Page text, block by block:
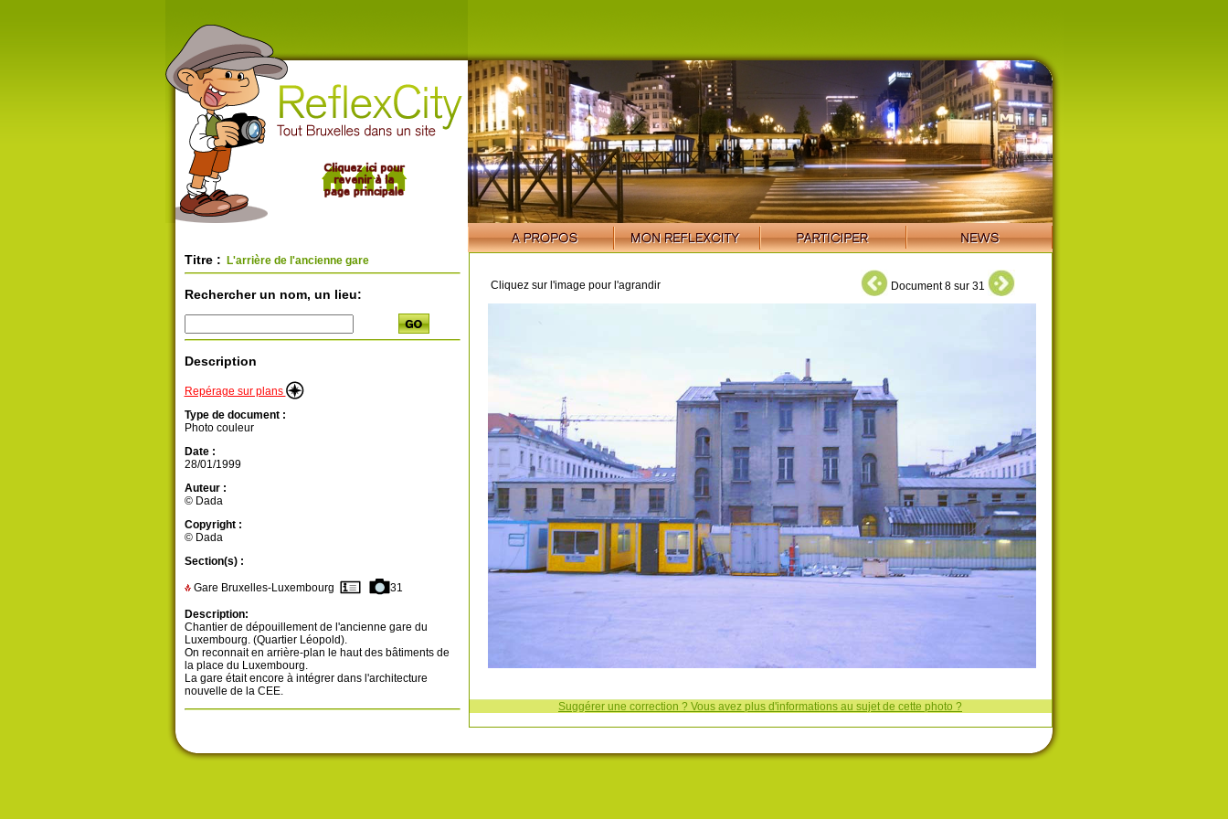
Titre : L'arrière de l'ancienne gare
Rechercher un nom, un lieu:
Description
Repérage sur plans
Type de document :
Photo couleur
Date :
28/01/1999
Auteur :
© Dada
Copyright :
© Dada
Section(s) :
Gare Bruxelles-Luxembourg 31
Description:
Chantier de dépouillement de l'ancienne gare du
Luxembourg. (Quartier Léopold).
On reconnait en arrière-plan le haut des bâtiments de
la place du Luxembourg.
La gare était encore à intégrer dans l'architecture
nouvelle de la CEE.
Cliquez sur l'image pour l'agrandir Document 8 sur 31
Suggérer une correction ? Vous avez plus d'informations au sujet de cette photo ?